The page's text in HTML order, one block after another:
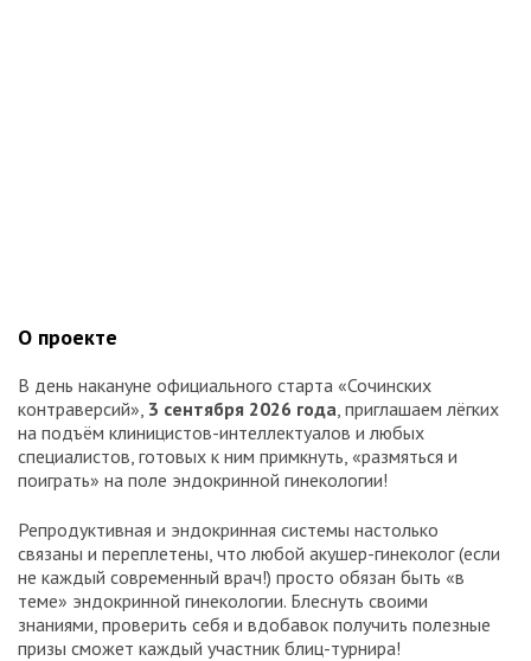
О проекте
В день накануне официального старта «Сочинских
контраверсий», 3 сентября 2026 года , приглашаем лёгких
на подъём клиницистов-интеллектуалов и любых
специалистов, готовых к ним примкнуть, «размяться и
поиграть» на поле эндокринной гинекологии!
Репродуктивная и эндокринная системы настолько
связаны и переплетены, что любой акушер-гинеколог (если
не каждый современный врач!) просто обязан быть «в
теме» эндокринной гинекологии. Блеснуть своими
знаниями, проверить себя и вдобавок получить полезные
призы сможет каждый участник блиц-турнира!